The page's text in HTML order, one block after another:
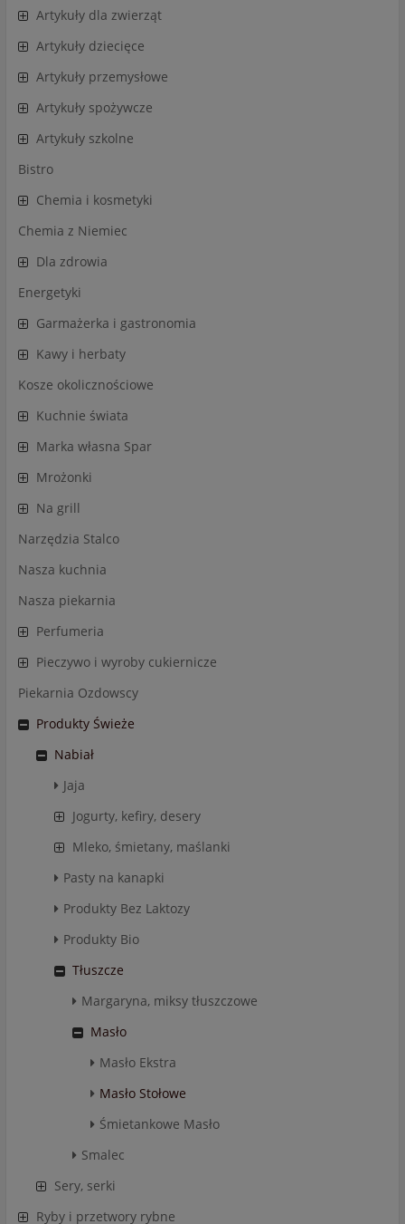
Artykuły dla zwierząt
Artykuły dziecięce
Artykuły przemysłowe
Artykuły spożywcze
Artykuły szkolne
Bistro
Chemia i kosmetyki
Chemia z Niemiec
Dla zdrowia
Energetyki
Garmażerka i gastronomia
Kawy i herbaty
Kosze okolicznościowe
Kuchnie świata
Marka własna Spar
Mrożonki
Na grill
Narzędzia Stalco
Nasza kuchnia
Nasza piekarnia
Perfumeria
Pieczywo i wyroby cukiernicze
Piekarnia Ozdowscy
Produkty Świeże
Nabiał
Jaja
Jogurty, kefiry, desery
Mleko, śmietany, maślanki
Pasty na kanapki
Produkty Bez Laktozy
Produkty Bio
Tłuszcze
Margaryna, miksy tłuszczowe
Masło
Masło Ekstra
Masło Stołowe
Śmietankowe Masło
Smalec
Sery, serki
Ryby i przetwory rybne